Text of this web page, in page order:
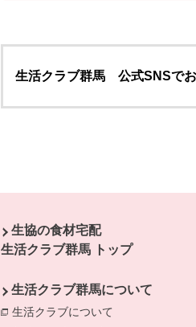
生活クラブ群馬 公式SNSでお
生協の食材宅配
生活クラブ群馬 トップ
生活クラブ群馬について
生活クラブについて